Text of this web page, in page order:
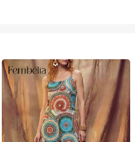
atuendo de vacaciones para
de playa